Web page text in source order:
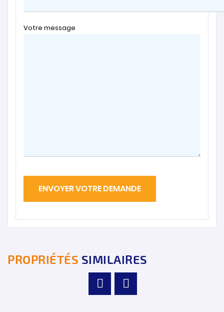
Votre message
PROPRIÉTÉS SIMILAIRES